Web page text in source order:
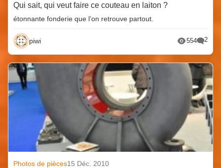
Qui sait, qui veut faire ce couteau en laiton ?
étonnante fonderie que l’on retrouve partout.
piwi 554 2
Photos de pièces15 Déc. 2010